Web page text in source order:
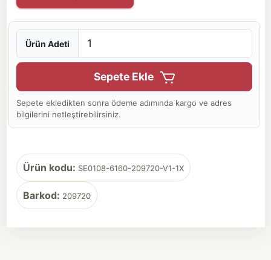
Ürün Adeti
Sepete Ekle
Sepete ekledikten sonra ödeme adımında kargo ve adres
bilgilerini netleştirebilirsiniz.
Ürün kodu: SE0108-6160-209720-V1-1X
Barkod: 209720